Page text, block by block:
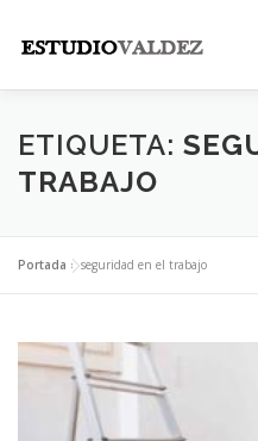
contenido
INICIO
ETIQUETA:
TRABAJO
Portada »seguridad en el trabajo